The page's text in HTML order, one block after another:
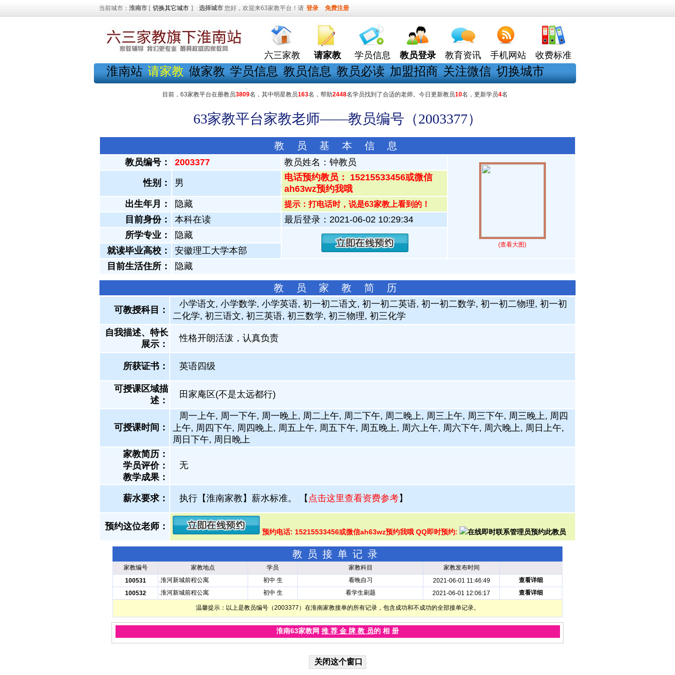
当前城市： 淮南市 [ 切换其它城市 ] 选择城市 您好，欢迎来63家教平台！请 登录 免费注册
六三家教 请家教 学员信息 教员登录 教育资讯 手机网站 收费标准
淮南站 请家教 做家教 学员信息 教员信息 教员必读 加盟招商 关注微信 切换城市
目前，63家教平台在册教员3809名，其中明星教员163名，帮助2448名学员找到了合适的老师。今日更新教员10名，更新学员4名
63家教平台家教老师——教员编号（2003377）
教 员 基 本 信 息
教员编号： 2003377 教员姓名： 钟教员
(查看大图)
性别： 男
电话预约教员： 15215533456或微信
ah63wz预约我哦
出生年月：
隐藏 提示：打电话时，说是63家教上看到的！
目前身份： 本科在读
最后登录：2021-06-02 10:29:34
所学专业：
隐藏
就读毕业高校：
安徽理工大学本部
目前生活住所：
隐藏
教 员 家 教 简 历
可教授科目：
小学语文, 小学数学, 小学英语, 初一初二语文, 初一初二英语, 初一初二数学, 初一初二物理, 初一初
二化学, 初三语文, 初三英语, 初三数学, 初三物理, 初三化学
自我描述、特长
展示 ：
性格开朗活泼，认真负责
所获证书 ： 英语四级
可授课区域描
述：
田家庵区(不是太远都行)
可授课时间：
周一上午, 周一下午, 周一晚上, 周二上午, 周二下午, 周二晚上, 周三上午, 周三下午, 周三晚上, 周四
上午, 周四下午, 周四晚上, 周五上午, 周五下午, 周五晚上, 周六上午, 周六下午, 周六晚上, 周日上午,
周日下午, 周日晚上
家教简历：
学员评价：
教学成果：
无
薪水要求： 执行【淮南家教】薪水标准。 【 点击这里查看资费参考】
预约这位老师：
预约电话: 15215533456或微信ah63wz预约我哦 QQ即时预约:
教员接单记录
家教编号 家教地点 学员 家教科目
家教发布时间
100531
.淮河新城前程公寓 初中 生 看晚自习 2021-06-01 11:46:49
查看详细
100532
.淮河新城前程公寓 初中 生 看学生刷题 2021-06-01 12:06:17 查看详细
温馨提示：以上是教员编号（2003377）在淮南家教接单的所有记录，包含成功和不成功的全部接单记录。
淮南63家教网 推 荐 金 牌 教 员的 相 册